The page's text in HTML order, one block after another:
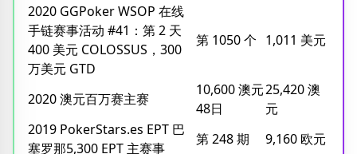
2020 GGPoker WSOP 在线
手链赛事活动 #41：第 2 天
400 美元 COLOSSUS，300
万美元 GTD
第 1050 个 1,011 美元
2020 澳元百万赛主赛
10,600 澳元
48日
25,420 澳
元
2019 PokerStars.es EPT 巴
塞罗那5,300 EPT 主赛事
第 248 期
9,160 欧元